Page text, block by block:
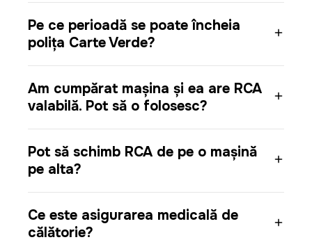
Pe ce perioadă se poate încheia
polița Carte Verde?
Am cumpărat mașina și ea are RCA
valabilă. Pot să o folosesc?
Pot să schimb RCA de pe o mașină
pe alta?
Ce este asigurarea medicală de
călătorie?